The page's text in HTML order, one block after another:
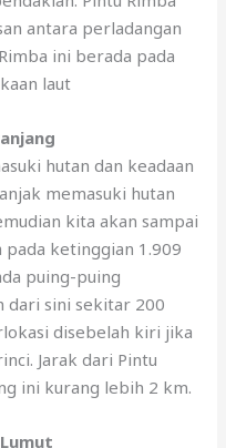
antara perladangan
ini berada pada
laut
hutan dan keadaan
memasuki hutan
kita akan sampai
pada ketinggian 1.909
puing-puing
dari sini sekitar 200
disebelah kiri jika
Jarak dari Pintu
ini kurang lebih 2 km.